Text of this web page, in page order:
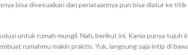
bisa disesuaikan dan penataannya pun bisa diatur ke titik
untuk rumah mungil. Nah, berikut ini, Kania punya tujuh
rumahmu makin praktis. Yuk, langsung saja intip di